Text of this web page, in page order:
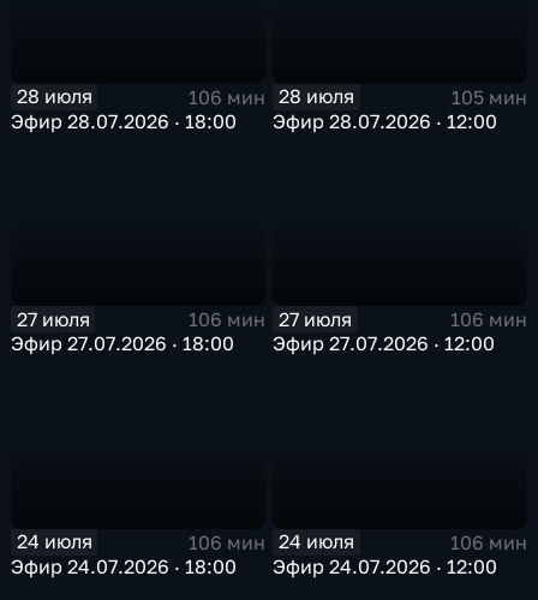
28 июля
106 мин
Эфир 28.07.2026 · 18:00
28 июля
105 мин
Эфир 28.07.2026 · 12:00
27 июля
106 мин
Эфир 27.07.2026 · 18:00
27 июля
106 мин
Эфир 27.07.2026 · 12:00
24 июля
106 мин
Эфир 24.07.2026 · 18:00
24 июля
106 мин
Эфир 24.07.2026 · 12:00